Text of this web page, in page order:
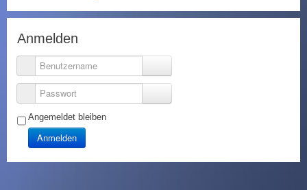
Anmelden
Benutzername
Passwort
Angemeldet bleiben
Anmelden